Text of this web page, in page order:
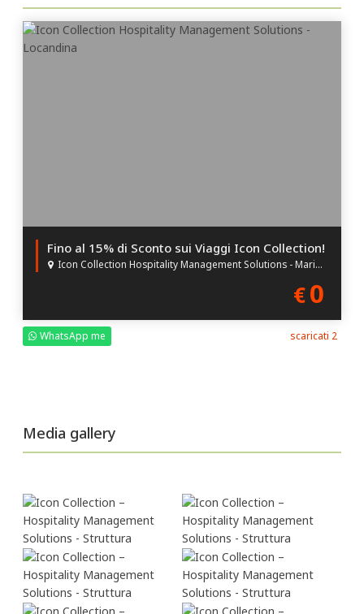
Antico Podere San Francesco
Residence Borgo Verde
- presentarsi almeno 15 giorni prima della partenza
- Non è possibile pagare soggiorni in hotel già prenotati in
Fino al 15% di Sconto sui Viaggi Icon Collection!
Icon Collection Hospitality Management Solutions - Marina di Bibbona (LI)
€0
WhatsApp me scaricati 2
Media gallery